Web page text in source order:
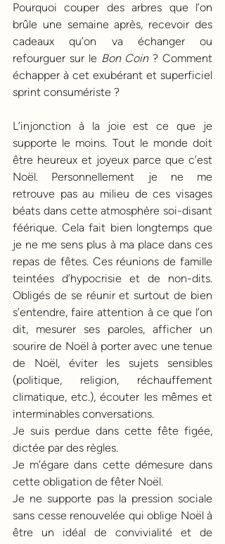
Pourquoi couper des arbres que l’on
brûle une semaine après, recevoir des
cadeaux qu’on va échanger ou
refourguer sur le Bon Coin ? Comment
échapper à cet exubérant et superficiel
sprint consumériste ?
L’injonction à la joie est ce que je
supporte le moins. Tout le monde doit
être heureux et joyeux parce que c’est
Noël. Personnellement je ne me
retrouve pas au milieu de ces visages
béats dans cette atmosphère soi-disant
féérique. Cela fait bien longtemps que
je ne me sens plus à ma place dans ces
repas de fêtes. Ces réunions de famille
teintées d’hypocrisie et de non-dits.
Obligés de se réunir et surtout de bien
s’entendre, faire attention à ce que l’on
dit, mesurer ses paroles, afficher un
sourire de Noël à porter avec une tenue
de Noël, éviter les sujets sensibles
(politique, religion, réchauffement
climatique, etc.), écouter les mêmes et
interminables conversations.
Je suis perdue dans cette fête figée,
dictée par des règles.
Je m’égare dans cette démesure dans
cette obligation de fêter Noël.
Je ne supporte pas la pression sociale
sans cesse renouvelée qui oblige Noël à
être un idéal de convivialité et de